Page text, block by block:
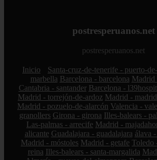
postresperuanos.net
postresperuanos.net
Inicio Santa-cruz-de-tenerife - puerto-
marbella Barcelona - barcelona Madrid
Cantabria - santander Barcelona -
Madrid - torrejón-de-ardoz Madrid - madrid
Madrid - pozuelo-de-alarcón Valencia -
granollers Girona - girona Illes-balears -
Las-palmas - arrecife Madrid -
alicante Guadalajara - guadalajara álava
Madrid - móstoles Madrid - getafe Toledo
reina Illes-balears - santa-margalida